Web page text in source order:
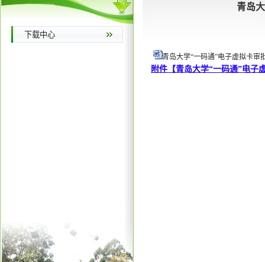
下载中心
青岛
青岛大学“一码通”电子虚拟卡审
附件【青岛大学“一码通”电子